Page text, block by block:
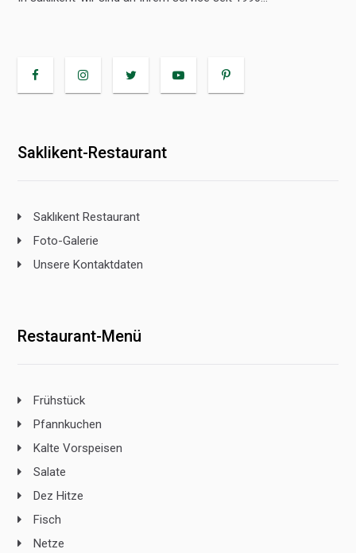
Saklikent-Restaurant
Saklıkent Restaurant
Foto-Galerie
Unsere Kontaktdaten
Restaurant-Menü
Frühstück
Pfannkuchen
Kalte Vorspeisen
Salate
Dez Hitze
Fisch
Netze